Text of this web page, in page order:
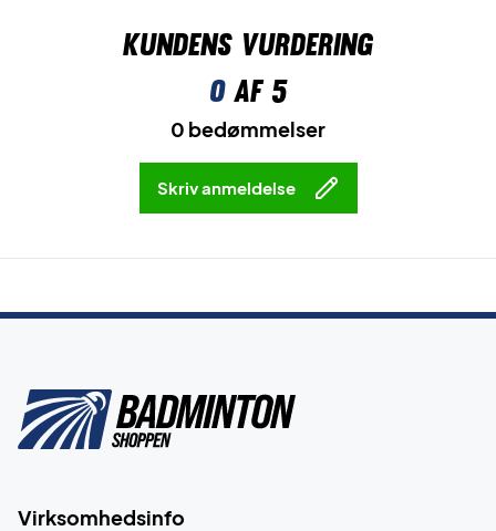
Kundens vurdering
0af 5
0 bedømmelser
Skriv anmeldelse
Virksomhedsinfo